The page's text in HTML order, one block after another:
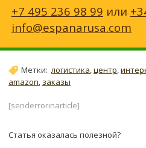
+7 495 236 98 99 или
info@espanarusa.com
Метки:логистика,центр,
amazon, заказы
[senderrorinarticle]
Статья оказалась полезной?